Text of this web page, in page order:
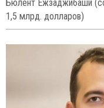
Бюлент Ежзаджибаши
1,5 млрд. долларов)